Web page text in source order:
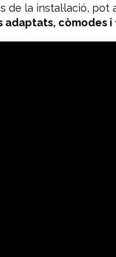
de la instal·lació,
adaptats, còmodes